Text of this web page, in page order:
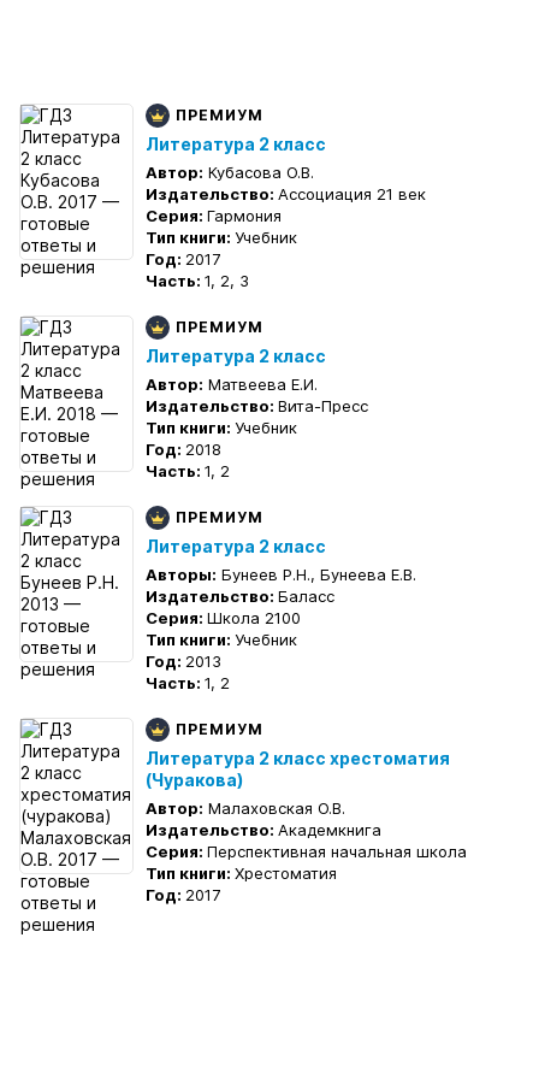
ПРЕМИУМ
Литература 2 класс
Автор: Кубасова О.В.
Издательство: Ассоциация 21 век
Серия: Гармония
Тип книги: Учебник
Год: 2017
Часть: 1, 2, 3
ПРЕМИУМ
Литература 2 класс
Автор: Матвеева Е.И.
Издательство: Вита-Пресс
Тип книги: Учебник
Год: 2018
Часть: 1, 2
ПРЕМИУМ
Литература 2 класс
Авторы: Бунеев Р.Н., Бунеева Е.В.
Издательство: Баласс
Серия: Школа 2100
Тип книги: Учебник
Год: 2013
Часть: 1, 2
ПРЕМИУМ
Литература 2 класс хрестоматия
(Чуракова)
Автор: Малаховская О.В.
Издательство: Академкнига
Серия: Перспективная начальная школа
Тип книги: Хрестоматия
Год: 2017